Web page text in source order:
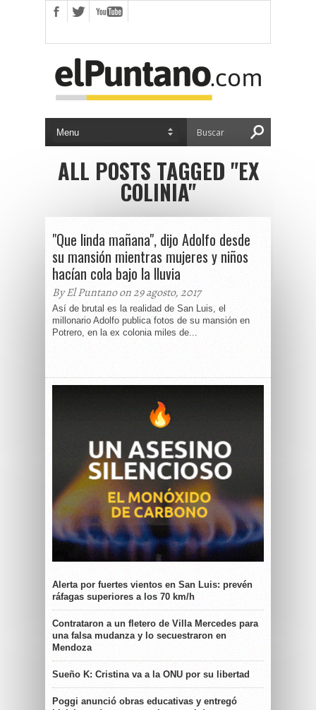
ALL POSTS TAGGED "EX
COLINIA"
"Que linda mañana", dijo Adolfo desde
su mansión mientras mujeres y niños
hacían cola bajo la lluvia
By El Puntano on 29 agosto, 2017
Así de brutal es la realidad de San Luis, el
millonario Adolfo publica fotos de su mansión en
Potrero, en la ex colonia miles de...
Alerta por fuertes vientos en San Luis: prevén
ráfagas superiores a los 70 km/h
Contrataron a un fletero de Villa Mercedes para
una falsa mudanza y lo secuestraron en
Mendoza
Sueño K: Cristina va a la ONU por su libertad
Poggi anunció obras educativas y entregó